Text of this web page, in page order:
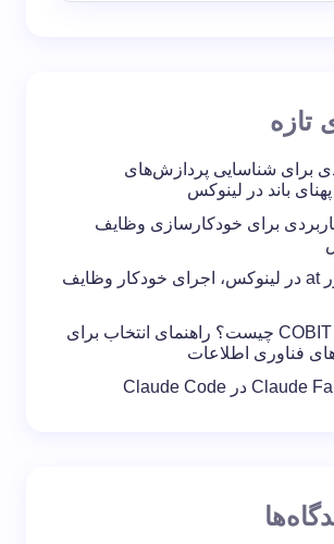
تازه
برای شناسایی پردازش‌های
باند در لینوکس
برای خودکارسازی وظایف
آموزش دستور at در لینوکس، اجرای خودکار وظایف
تفاوت ITIL و COBIT چیست؟ راهنمای انتخاب برای
فناوری اطلاعات